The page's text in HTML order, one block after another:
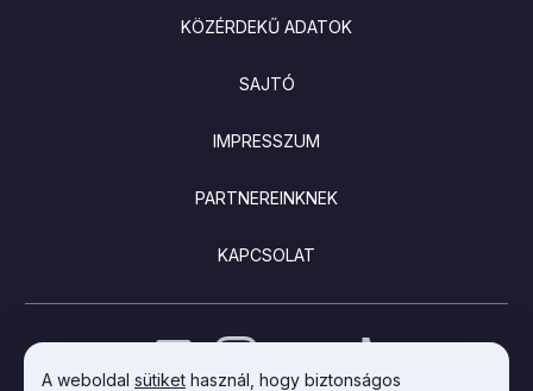
A weboldal sütiket használ, hogy biztonságos
KÖZÉRDEKŰ ADATOK
SAJTÓ
IMPRESSZUM
PARTNEREINKNEK
KAPCSOLAT